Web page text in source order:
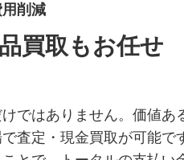
削減
買取もお任せ
ではありません。価値あ
査定・現金買取が可能で